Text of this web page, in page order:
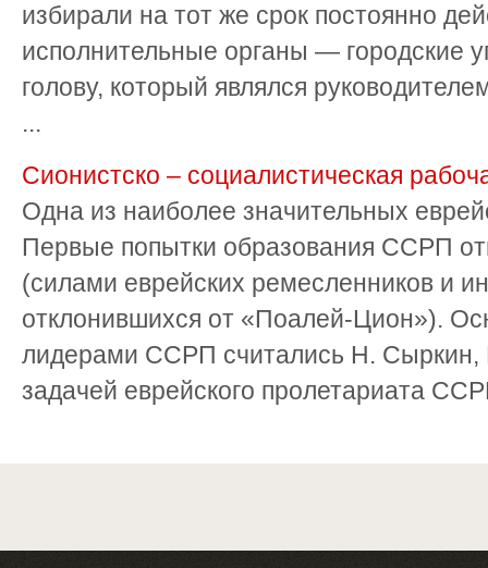
избирали на тот же срок постоянно
исполнительные органы — городские
голову, который являлся
...
Сионистско – социалистическая
Одна из наиболее значительных
Первые попытки образования ССРП
(силами еврейских ремесленников и
отклонившихся от «Поалей-Цион»).
лидерами ССРП считались Н. Сыркин,
задачей еврейского пролетариата